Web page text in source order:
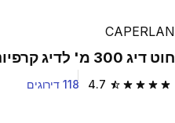
CAPERLAN
חוט דיג 300 מ' לדיג קרפיונים
4.7 4.7 out of 5 stars from 118 reviews 118 דירוגים